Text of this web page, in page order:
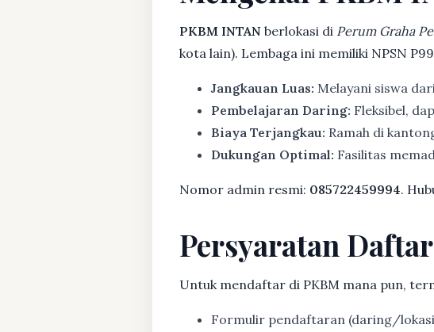
PKBM INTAN berlokasi di Perum Graha
kota lain). Lembaga ini memiliki NPSN
Jangkauan Luas: Melayani siswa
Pembelajaran Daring: Fleksibel,
Biaya Terjangkau: Ramah di
Dukungan Optimal: Fasilitas
Nomor admin resmi: 085722459994.
Persyaratan
Untuk mendaftar di PKBM mana pun,
Formulir pendaftaran (daring/